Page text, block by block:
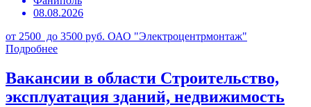
08.08.2026
от 2500 до 3500 руб. ОАО "Электроцентрмонтаж"
Подробнее
Вакансии в области Строительство,
эксплуатация зданий, недвижимость